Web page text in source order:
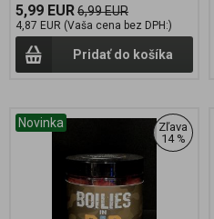
5,99 EUR6,99 EUR
4,87 EUR (Vaša cena bez DPH:)
Pridať do košíka
Novinka
Zľava
14 %